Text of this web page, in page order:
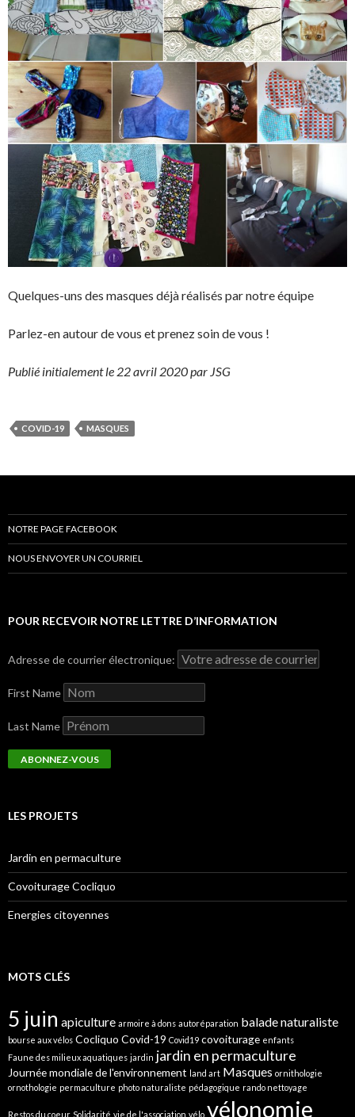
Quelques-uns des masques déjà réalisés par notre équipe
Parlez-en autour de vous et prenez soin de vous !
Publié initialement le 22 avril 2020 par JSG
COVID-19 MASQUES
NOTRE PAGE FACEBOOK
NOUS ENVOYER UN COURRIEL
POUR RECEVOIR NOTRE LETTRE D’INFORMATION
Adresse de courrier électronique:
First Name
Last Name
LES PROJETS
Jardin en permaculture
Covoiturage Cocliquo
Energies citoyennes
MOTS CLÉS
5 juin apiculture armoire à dons autoréparation balade naturaliste
bourse aux vélos Cocliquo Covid-19 Covid19 covoiturage enfants
Faune des milieux aquatiques jardin jardin en permaculture
Journée mondiale de l'environnement land art Masques ornithologie
ornothologie permaculture photo naturaliste pédagogique rando nettoyage
Restos du coeur Solidarité vie de l'association vélo vélonomie